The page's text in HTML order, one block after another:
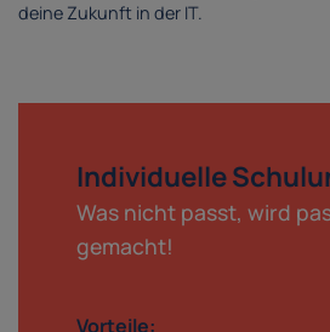
deine Zukunft in der IT.
Individuelle
Was nicht passt, wird
gemacht!
Vorteile: